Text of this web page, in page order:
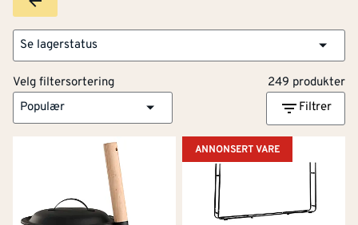
Se lagerstatus
Velg filtersortering
249 produkter
Populær
Filtrer
ANNONSERT VARE